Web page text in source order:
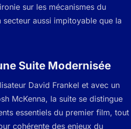
sur les mécanismes du
aussi impitoyable que la
Suite Modernisée
David Frankel et avec un
McKenna, la suite se distingue
essentiels du premier film, tout
cohérente des enjeux du